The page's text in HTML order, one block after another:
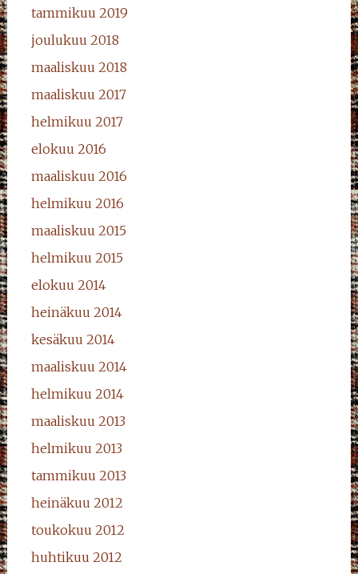
tammikuu 2019
joulukuu 2018
maaliskuu 2018
maaliskuu 2017
helmikuu 2017
elokuu 2016
maaliskuu 2016
helmikuu 2016
maaliskuu 2015
helmikuu 2015
elokuu 2014
heinäkuu 2014
kesäkuu 2014
maaliskuu 2014
helmikuu 2014
maaliskuu 2013
helmikuu 2013
tammikuu 2013
heinäkuu 2012
toukokuu 2012
huhtikuu 2012